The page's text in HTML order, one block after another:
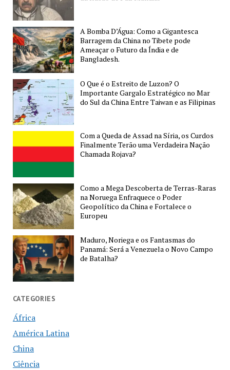
Unido
e
o
Mundo
A Bomba D’Água: Como a Gigantesca
Barragem da China no Tibete pode
Ameaçar o Futuro da Índia e de
Bangladesh.
O Que é o Estreito de Luzon? O
Importante Gargalo Estratégico no Mar
do Sul da China Entre Taiwan e as Filipinas
Com a Queda de Assad na Síria, os Curdos
Finalmente Terão uma Verdadeira Nação
Chamada Rojava?
Como a Mega Descoberta de Terras-Raras
na Noruega Enfraquece o Poder
Geopolítico da China e Fortalece o
Europeu
Maduro, Noriega e os Fantasmas do
Panamá: Será a Venezuela o Novo Campo
de Batalha?
CATEGORIES
África
América Latina
China
Ciência